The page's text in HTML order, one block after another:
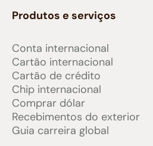
Produtos e serviços
Conta internacional
Cartão internacional
Cartão de crédito
Chip internacional
Comprar dólar
Recebimentos do exterior
Guia carreira global